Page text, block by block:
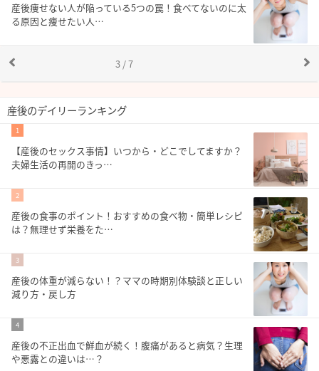
産後痩せない人が陥っている5つの罠！食べてないのに太
る原因と痩せたい人…
3 / 7
産後のデイリーランキング
1
【産後のセックス事情】いつから・どこでしてますか？
夫婦生活の再開のきっ…
2
産後の食事のポイント！おすすめの食べ物・簡単レシピ
は？無理せず栄養をた…
3
産後の体重が減らない！？ママの時期別体験談と正しい
減り方・戻し方
4
産後の不正出血で鮮血が続く！腹痛があると病気？生理
や悪露との違いは…？